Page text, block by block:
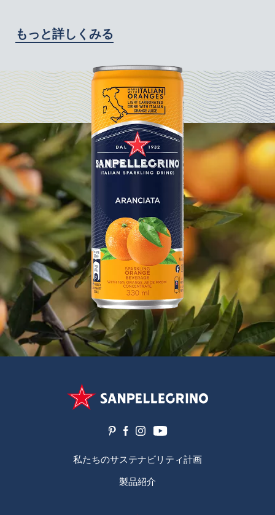
もっと詳しくみる
私たちのサステナビリティ計画
製品紹介